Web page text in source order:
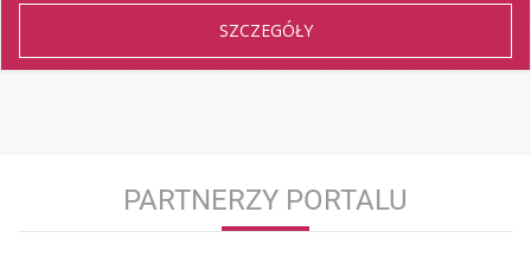
SZCZEGÓŁY
PARTNERZY PORTALU